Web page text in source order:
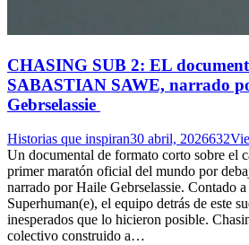
CHASING SUB 2: EL
SABASTIAN SAWE, narrado
Gebrselassie
Historias que inspiran30 abril, 2026632
Un documental de formato corto sobre el
primer maratón oficial del mundo por
narrado por Haile Gebrselassie. Contado
Superhuman(e), el equipo detrás de este
inesperados que lo hicieron posible.
colectivo construido a…